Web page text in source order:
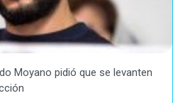
Moyano pidió que se levanten